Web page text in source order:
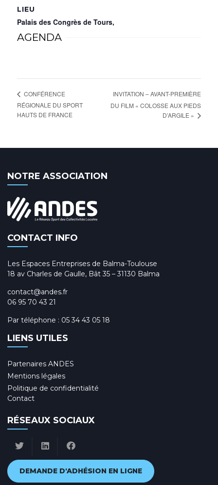
LIEU
Palais des Congrès de Tours,
AGENDA
CONFÉRENCE
RÉGIONALE DU SPORT
HAUTS DE FRANCE
INVITATION – AVANT-PREMIÈRE
DU FILM « COLOSSE AUX PIEDS
D’ARGILE »
NOTRE ASSOCIATION
CONTACT INFO
Les Espaces Entreprises de Balma-Toulouse
18 av Charles de Gaulle, Bât 35 – 31130 Balma
contact@andes.fr
06 95 70 43 21
Par téléphone : 05 34 43 05 18
LIENS UTILES
Partenaires ANDES
Mentions légales
Politique de confidentialité
Contact
RÉSEAUX SOCIAUX
DEMANDE D'ADHÉSION EN LIGNE